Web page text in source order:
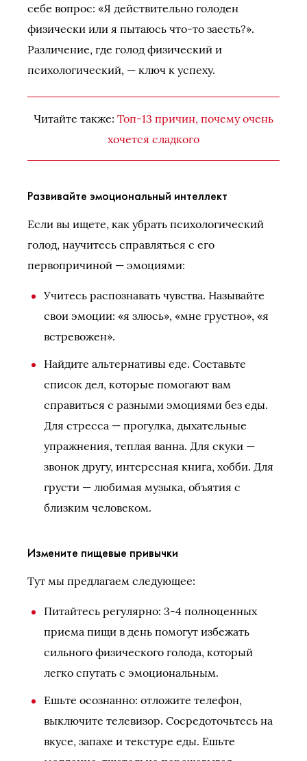
себе вопрос: «Я действительно голоден
физически или я пытаюсь что-то заесть?».
Различение, где голод физический и
психологический, — ключ к успеху.
Читайте также: Топ-13 причин, почему очень
хочется сладкого
Развивайте эмоциональный интеллект
Если вы ищете, как убрать психологический
голод, научитесь справляться с его
первопричиной — эмоциями:
Учитесь распознавать чувства. Называйте
свои эмоции: «я злюсь», «мне грустно», «я
встревожен».
Найдите альтернативы еде. Составьте
список дел, которые помогают вам
справиться с разными эмоциями без еды.
Для стресса — прогулка, дыхательные
упражнения, теплая ванна. Для скуки —
звонок другу, интересная книга, хобби. Для
грусти — любимая музыка, объятия с
близким человеком.
Измените пищевые привычки
Тут мы предлагаем следующее:
Питайтесь регулярно: 3-4 полноценных
приема пищи в день помогут избежать
сильного физического голода, который
легко спутать с эмоциональным.
Ешьте осознанно: отложите телефон,
выключите телевизор. Сосредоточьтесь на
вкусе, запахе и текстуре еды. Ешьте